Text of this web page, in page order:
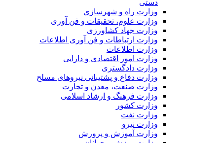
دستی
وزارت راه و شهرسازی
وزارت علوم، تحقیقات و فن آوری
وزارت جهاد کشاورزی
وزارت ارتباطات و فن آوری اطلاعات
وزارت اطلاعات
وزارت امور اقتصادی و دارایی
وزارت دادگستری
وزارت دفاع و پشتیبانی نیروهای مسلح
وزارت صنعت، معدن و تجارت
وزارت فرهنگ و ارشاد اسلامی
وزارت کشور
وزارت نفت
وزارت نیرو
وزارت آموزش و پرورش